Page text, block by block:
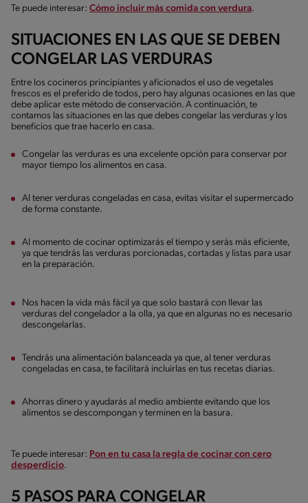
Te puede interesar: Cómo incluir más comida con verdura.
SITUACIONES EN LAS QUE SE DEBEN
CONGELAR LAS VERDURAS
Entre los cocineros principiantes y aficionados el uso de vegetales
frescos es el preferido de todos, pero hay algunas ocasiones en las que
debe aplicar este método de conservación. A continuación, te
contamos las situaciones en las que debes congelar las verduras y los
beneficios que trae hacerlo en casa.
Congelar las verduras es una excelente opción para conservar por
mayor tiempo los alimentos en casa.
Al tener verduras congeladas en casa, evitas visitar el supermercado
de forma constante.
Al momento de cocinar optimizarás el tiempo y serás más eficiente,
ya que tendrás las verduras porcionadas, cortadas y listas para usar
en la preparación.
Nos hacen la vida más fácil ya que solo bastará con llevar las
verduras del congelador a la olla, ya que en algunas no es necesario
descongelarlas.
Tendrás una alimentación balanceada ya que, al tener verduras
congeladas en casa, te facilitará incluirlas en tus recetas diarias.
Ahorras dinero y ayudarás al medio ambiente evitando que los
alimentos se descompongan y terminen en la basura.
Te puede interesar: Pon en tu casa la regla de cocinar con cero
desperdicio.
5 PASOS PARA CONGELAR